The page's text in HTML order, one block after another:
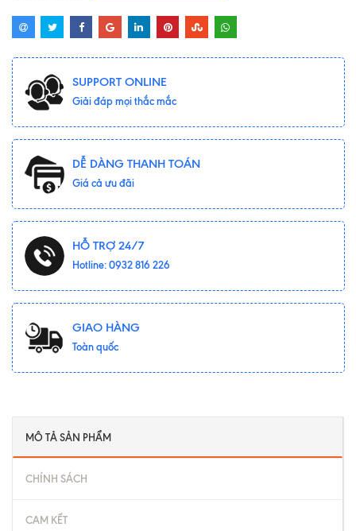
SUPPORT ONLINE
Giải đáp mọi thắc mắc
DỄ DÀNG THANH TOÁN
Giá cả ưu đãi
HỖ TRỢ 24/7
Hotline: 0932 816 226
GIAO HÀNG
Toàn quốc
MÔ TẢ SẢN PHẨM
CHÍNH SÁCH
CAM KẾT